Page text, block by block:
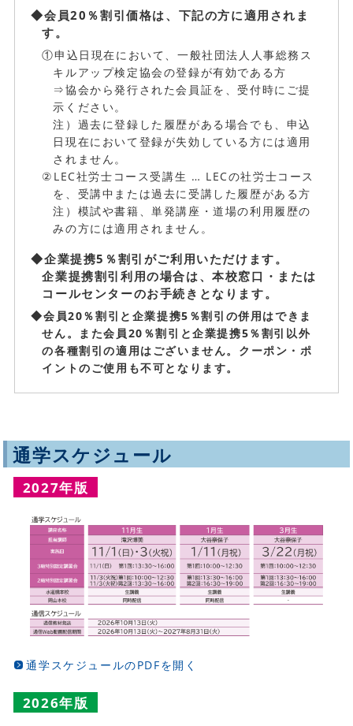
◆会員20％割引価格は、下記の方に適用されま
す。
①申込日現在において、一般社団法人人事総務ス
キルアップ検定協会の登録が有効である方
⇒協会から発行された会員証を、受付時にご提
示ください。
注）過去に登録した履歴がある場合でも、申込
日現在において登録が失効している方には適用
されません。
②LEC社労士コース受講生 … LECの社労士コース
を、受講中または過去に受講した履歴がある方
注）模試や書籍、単発講座・道場の利用履歴の
みの方には適用されません。
◆企業提携5％割引がご利用いただけます。
企業提携割引利用の場合は、本校窓口・または
コールセンターのお手続きとなります。
◆会員20％割引と企業提携5％割引の併用はできま
せん。また会員20％割引と企業提携5％割引以外
の各種割引の適用はございません。クーポン・ポ
イントのご使用も不可となります。
通学スケジュール
2027年版
通学スケジュールのPDFを開く
2026年版